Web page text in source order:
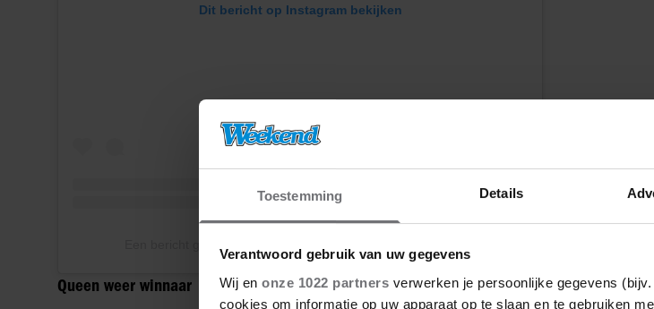
Toestemming Details
Verantwoord gebruik van uw gegevens
Wij en onze 1022 partners verwerken je persoonlijke gegevens
cookies om informatie op uw apparaat op te slaan en te gebruiken
Dit bericht op Instagram bekijken
Queen weer winnaar